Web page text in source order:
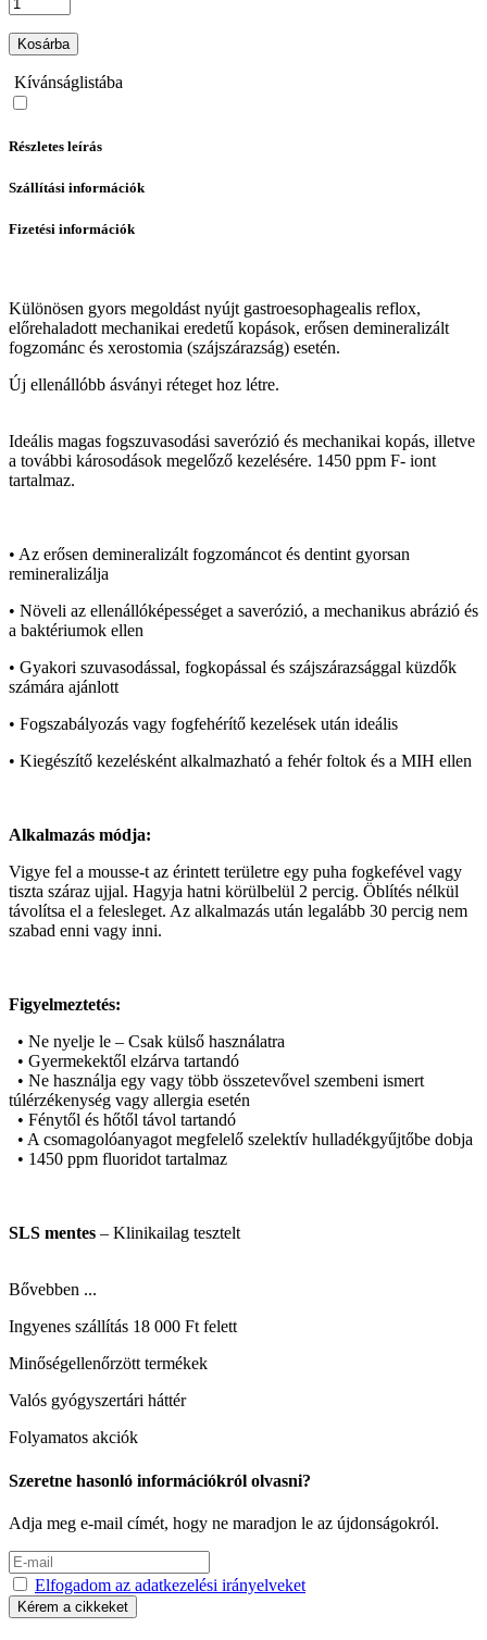
Kosárba
Kívánságlistába
Részletes leírás
Szállítási információk
Fizetési információk
Különösen gyors megoldást nyújt gastroesophagealis reflox,
előrehaladott mechanikai eredetű kopások, erősen demineralizált
fogzománc és xerostomia (szájszárazság) esetén.
Új ellenállóbb ásványi réteget hoz létre.
Ideális magas fogszuvasodási saverózió és mechanikai kopás, illetve
a további károsodások megelőző kezelésére. 1450 ppm F- iont
tartalmaz.
• Az erősen demineralizált fogzománcot és dentint gyorsan
remineralizálja
• Növeli az ellenállóképességet a saverózió, a mechanikus abrázió és
a baktériumok ellen
• Gyakori szuvasodással, fogkopással és szájszárazsággal küzdők
számára ajánlott
• Fogszabályozás vagy fogfehérítő kezelések után ideális
• Kiegészítő kezelésként alkalmazható a fehér foltok és a MIH ellen
Alkalmazás módja:
Vigye fel a mousse-t az érintett területre egy puha fogkefével vagy
tiszta száraz ujjal. Hagyja hatni körülbelül 2 percig. Öblítés nélkül
távolítsa el a felesleget. Az alkalmazás után legalább 30 percig nem
szabad enni vagy inni.
Figyelmeztetés:
• Ne nyelje le – Csak külső használatra
• Gyermekektől elzárva tartandó
• Ne használja egy vagy több összetevővel szembeni ismert
túlérzékenység vagy allergia esetén
• Fénytől és hőtől távol tartandó
• A csomagolóanyagot megfelelő szelektív hulladékgyűjtőbe dobja
• 1450 ppm fluoridot tartalmaz
SLS mentes – Klinikailag tesztelt
Bővebben ...
Ingyenes szállítás 18 000 Ft felett
Minőségellenőrzött termékek
Valós gyógyszertári háttér
Folyamatos akciók
Szeretne hasonló információkról olvasni?
Adja meg e-mail címét, hogy ne maradjon le az újdonságokról.
Elfogadom az adatkezelési irányelveket
Kérem a cikkeket